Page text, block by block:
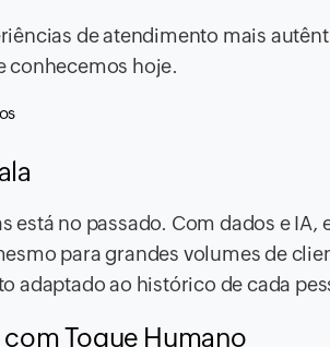
de atendimento mais
conhecemos hoje.
está no passado. Com dados e
para grandes volumes de
adaptado ao histórico de cada
Toque Humano